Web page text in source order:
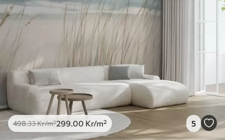
498.33Kr/m²299 .00 Kr/m² 5